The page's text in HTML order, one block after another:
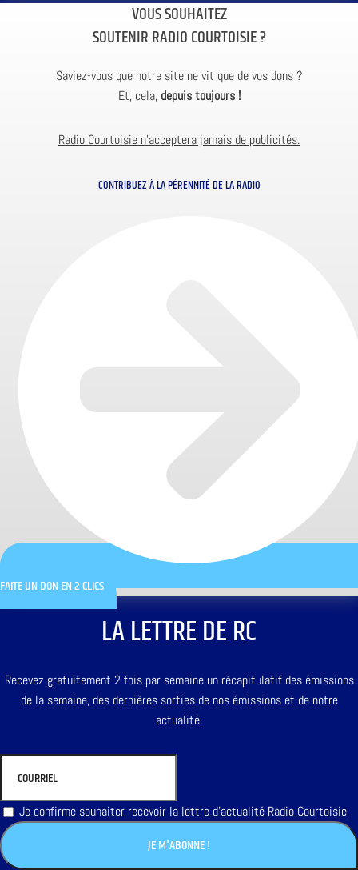
VOUS SOUHAITEZ
SOUTENIR RADIO COURTOISIE ?
Saviez-vous que notre site ne vit que de vos dons ?
Et, cela, depuis toujours !
Radio Courtoisie n’acceptera jamais de publicités.
CONTRIBUEZ À LA PÉRENNITÉ DE LA RADIO
FAITE UN DON EN 2 CLICS
LA LETTRE DE RC
Recevez gratuitement 2 fois par semaine un récapitulatif des émissions
de la semaine, des dernières sorties de nos émissions et de notre
actualité.
Je confirme souhaiter recevoir la lettre d'actualité Radio Courtoisie